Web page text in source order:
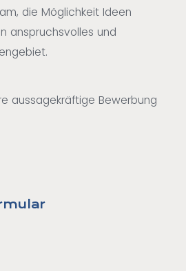
die Möglichkeit Ideen
anspruchsvolles und
aussagekräftige Bewerbung